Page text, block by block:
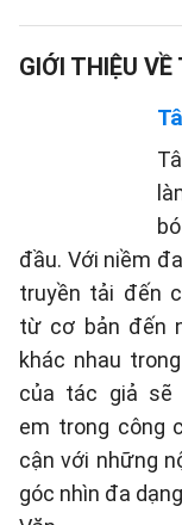
GIỚI THIỆU VỀ
đầu. Với niềm
truyền tải đến
từ cơ bản đến
khác nhau
của tác giả
em trong công
cận với những
góc nhìn đa